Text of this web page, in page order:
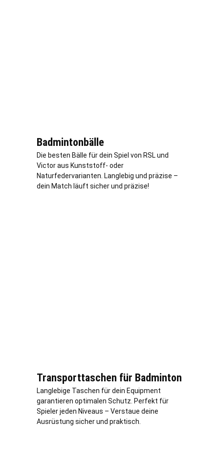
Badmintonbälle
Die besten Bälle für dein Spiel von RSL und
Victor aus Kunststoff- oder
Naturfedervarianten. Langlebig und präzise –
dein Match läuft sicher und präzise!
Transporttaschen für Badminton
Langlebige Taschen für dein Equipment
garantieren optimalen Schutz. Perfekt für
Spieler jeden Niveaus – Verstaue deine
Ausrüstung sicher und praktisch.